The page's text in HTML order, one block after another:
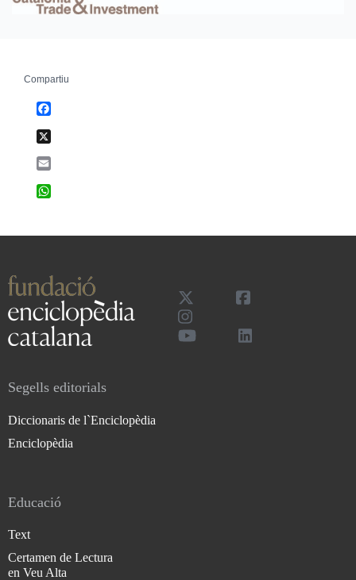
Compartiu
Segells editorials
Diccionaris de l`Enciclopèdia
Enciclopèdia
Educació
Text
Certamen de Lectura
en Veu Alta